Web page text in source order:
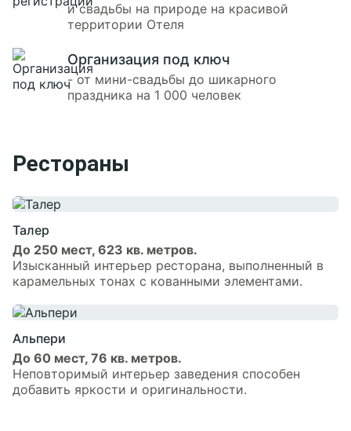
и свадьбы на природе на красивой
территории Отеля
Организация под ключ
- от мини-свадьбы до шикарного
праздника на 1 000 человек
Рестораны
Талер
До 250 мест, 623 кв. метров.
Изысканный интерьер ресторана, выполненный в
карамельных тонах с кованными элементами.
Альпери
До 60 мест, 76 кв. метров.
Неповторимый интерьер заведения способен
добавить яркости и оригинальности.